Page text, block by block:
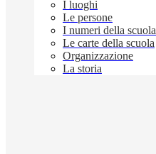
I luoghi
Le persone
I numeri della scuola
Le carte della scuola
Organizzazione
La storia